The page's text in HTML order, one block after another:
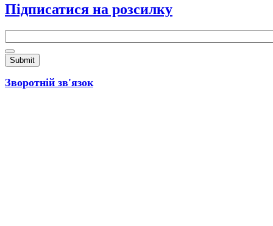
Підписатися на розсилку
Зворотній зв'язок